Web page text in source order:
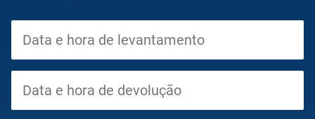
Cruzeiros
Circuitos